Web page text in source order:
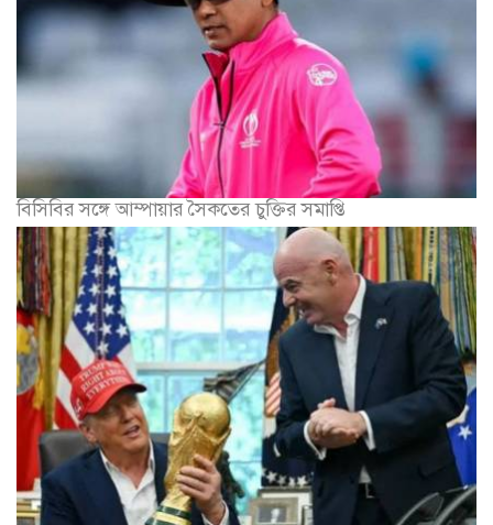
বিসিবির সঙ্গে আম্পায়ার সৈকতের চুক্তির সমাপ্তি